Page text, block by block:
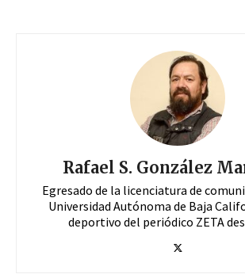
Rafael S. González
Egresado de la licenciatura de
Universidad Autónoma de Baja
deportivo del periódico ZETA